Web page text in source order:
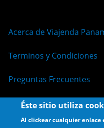
Acerca de Viajenda
Terminos y Condiciones
Preguntas Frecuentes
Políticas de Privacidad
Éste sitio utiliza
Al clickear cualquier enlace